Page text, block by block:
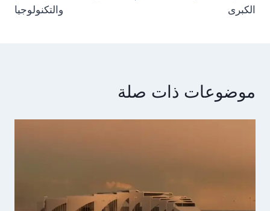
الكبرى
والتكنولوجيا
موضوعات ذات صلة